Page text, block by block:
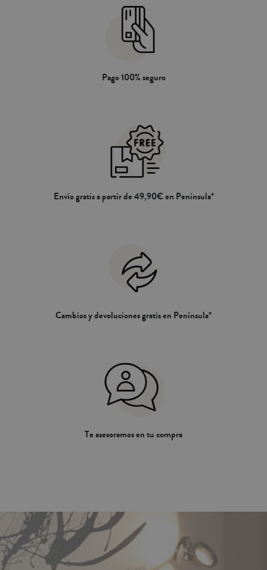
Pago 100% seguro
Envío gratis a partir de 49,90€ en Península*
Cambios y devoluciones gratis en Península*
Te asesoramos en tu compra